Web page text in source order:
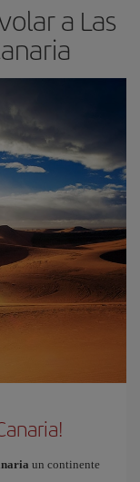
a Las
un continente